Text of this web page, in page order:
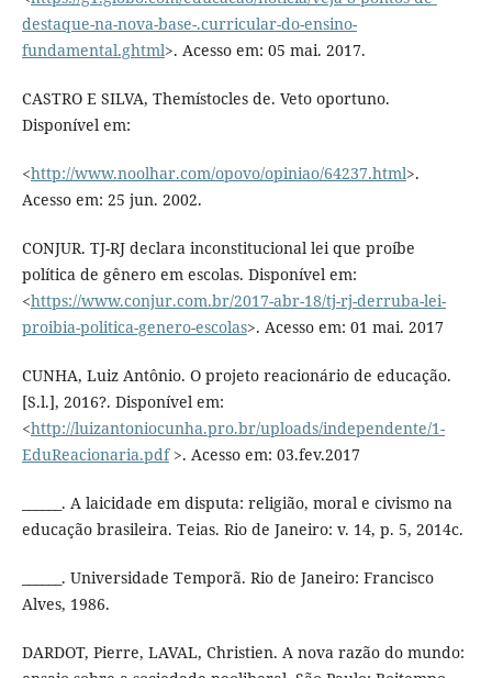
destaque-na-nova-base-.curricular-do-ensino-
fundamental.ghtml>. Acesso em: 05 mai. 2017.
CASTRO E SILVA, Themístocles de. Veto oportuno.
Disponível em:
<http://www.noolhar.com/opovo/opiniao/64237.html>.
Acesso em: 25 jun. 2002.
CONJUR. TJ-RJ declara inconstitucional lei que proíbe
política de gênero em escolas. Disponível em:
<https://www.conjur.com.br/2017-abr-18/tj-rj-derruba-lei-
proibia-politica-genero-escolas>. Acesso em: 01 mai. 2017
CUNHA, Luiz Antônio. O projeto reacionário de educação.
[S.l.], 2016?. Disponível em:
<http://luizantoniocunha.pro.br/uploads/independente/1-
EduReacionaria.pdf>. Acesso em: 03.fev.2017
______. A laicidade em disputa: religião, moral e civismo na
educação brasileira. Teias. Rio de Janeiro: v. 14, p. 5, 2014c.
______. Universidade Temporã. Rio de Janeiro: Francisco
Alves, 1986.
DARDOT, Pierre, LAVAL, Christien. A nova razão do mundo: